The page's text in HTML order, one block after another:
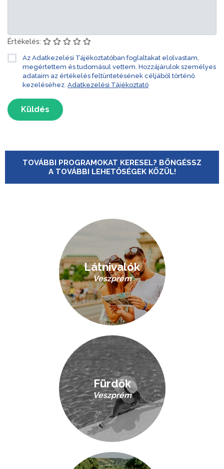
Értékelés:
Az Adatkezelési Tájékoztatóban foglaltakat elolvastam,
megértettem és tudomásul vettem. Hozzájárulok személyes
adataim az értékelés feltüntetésének céljából történő
kezeléséhez. Adatkezelési Tájékoztató
Küldés
TOVÁBBI PROGRAMOKAT KERESEL? BÖNGÉSSZ
A TOVÁBBI LEHETŐSÉGEK KÖZÜL!
Látnivalók
Veszprém
Fürdők
Veszprém